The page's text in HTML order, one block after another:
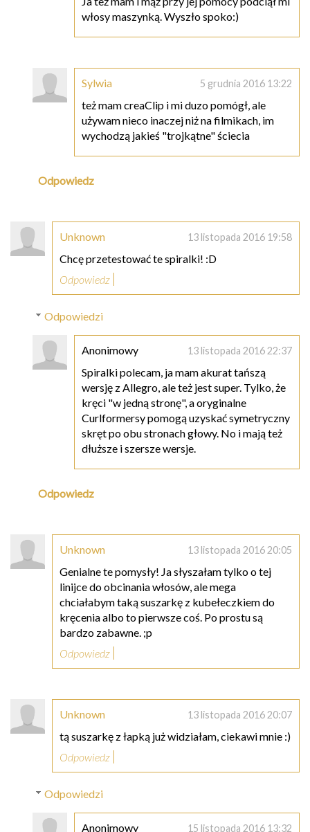
włosy maszynką. Wyszło spoko:)
Sylwia 5 grudnia 2016 13:22
też mam creaClip i mi duzo pomógł, ale
używam nieco inaczej niż na filmikach, im
wychodzą jakieś "trojkątne" ściecia
Odpowiedz
Unknown 13 listopada 2016 19:58
Chcę przetestować te spiralki! :D
Odpowiedz
Odpowiedzi
Anonimowy 13 listopada 2016 22:37
Spiralki polecam, ja mam akurat tańszą
wersję z Allegro, ale też jest super. Tylko, że
kręci "w jedną stronę", a oryginalne
Curlformersy pomogą uzyskać symetryczny
skręt po obu stronach głowy. No i mają też
dłuższe i szersze wersje.
Odpowiedz
Unknown 13 listopada 2016 20:05
Genialne te pomysły! Ja słyszałam tylko o tej
linijce do obcinania włosów, ale mega
chciałabym taką suszarkę z kubełeczkiem do
kręcenia albo to pierwsze coś. Po prostu są
bardzo zabawne. ;p
Odpowiedz
Unknown 13 listopada 2016 20:07
tą suszarkę z łapką już widziałam, ciekawi mnie :)
Odpowiedz
Odpowiedzi
Anonimowy 15 listopada 2016 13:32